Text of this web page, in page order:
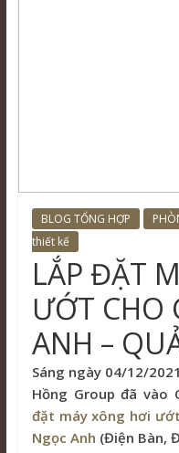
BLOG TỔNG HỢP
thiết kế
LẮP ĐẶT
ƯỚT CHO
ANH –
Sáng ngày 04/12/
Hồng Group đã vào
đặt máy xông hơi
Ngọc Anh (Điện Bàn,